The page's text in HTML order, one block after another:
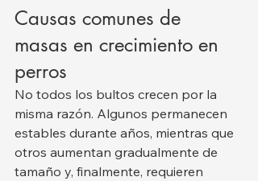
Causas comunes de
masas en crecimiento en
perros
No todos los bultos crecen por la
misma razón. Algunos permanecen
estables durante años, mientras que
otros aumentan gradualmente de
tamaño y, finalmente, requieren